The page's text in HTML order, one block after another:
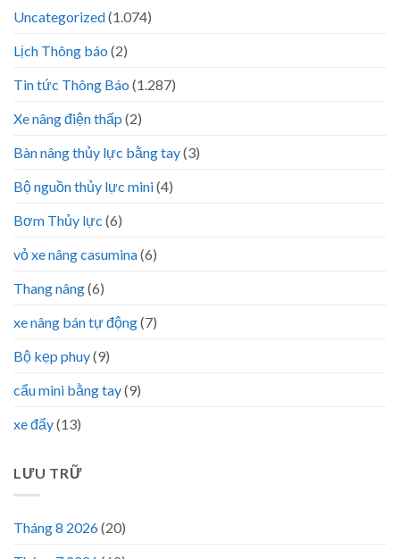
Uncategorized(1.074)
Lịch Thông báo (2)
Tin tức Thông Báo (1.287)
Xe nâng điện thấp (2)
Bàn nâng thủy lực bằng tay(3)
Bộ nguồn thủy lực mini(4)
Bơm Thủy lực (6)
vỏ xe nâng casumina(6)
Thang nâng(6)
xe nâng bán tự động(7)
Bộ kẹp phuy(9)
cẩu mini bằng tay(9)
xe đẩy(13)
LƯU TRỮ
Tháng 8 2026(20)